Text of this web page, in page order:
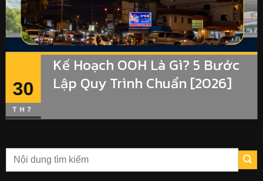
30
TH7
Kế Hoạch OOH Là Gì? 5 Bước
Lập Quy Trình Chuẩn [2026]